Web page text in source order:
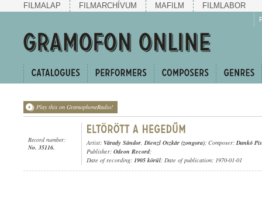
FILMALAP FILMARCHÍVUM MAFILM FILMLABOR
Play this on GramophoneRadio!
Record number:
No. 35116.
Artist: Várady Sándor,Dienzl Oszkár (zongora); Composer:Dankó
Publisher: Odeon Record;
Date of recording: 1905 körül; Date of publication: 1970-01-01